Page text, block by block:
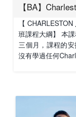
【BA】
【
班課程大綱】 本
三個月，課程的
沒有學過任何